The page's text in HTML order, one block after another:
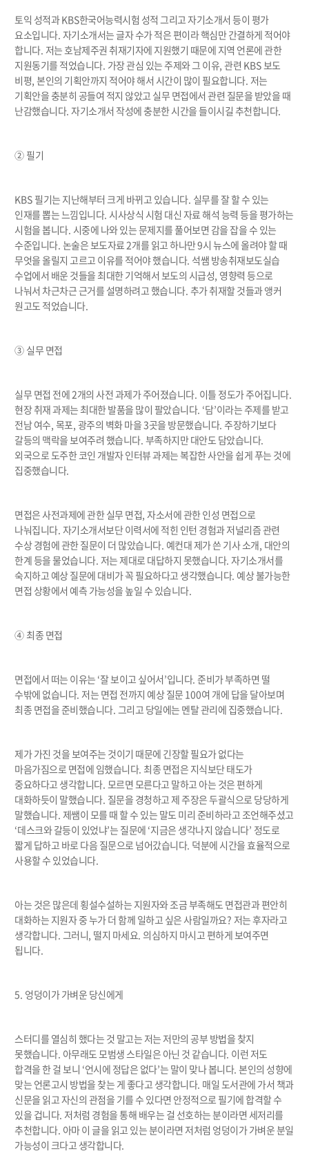
토익 성적과KBS한국어능력시험 성적 그리고 자기소개서 등이 평가
요소입니다. 자기소개서는 글자 수가 적은 편이라 핵심만 간결하게 적어야
합니다. 저는 호남제주권 취재기자에 지원했기 때문에 지역 언론에 관한
지원동기를 적었습니다. 가장 관심 있는 주제와 그 이유,관련 KBS보도
비평,본인의 기획안까지 적어야 해서 시간이 많이 필요합니다. 저는
기획안을 충분히 공들여 적지 않았고 실무 면접에서 관련 질문을 받았을 때
난감했습니다.자기소개서 작성에 충분한 시간을 들이시길 추천합니다.
② 필기
KBS 필기는 지난해부터 크게 바뀌고 있습니다. 실무를 잘 할 수 있는
인재를 뽑는 느낌입니다. 시사상식 시험 대신 자료 해석 능력 등을 평가하는
시험을 봅니다. 시중에 나와 있는 문제지를 풀어보면 감을 잡을 수 있는
수준입니다. 논술은 보도자료2개를 읽고 하나만9시 뉴스에 올려야 할 때
무엇을 올릴지 고르고 이유를 적어야 했습니다. 석쌤 방송취재보도실습
수업에서 배운 것들을 최대한 기억해서 보도의 시급성, 영향력 등으로
나눠서 차근차근 근거를 설명하려고 했습니다. 추가 취재할 것들과 앵커
원고도 적었습니다.
③ 실무 면접
실무 면접 전에2개의 사전 과제가 주어졌습니다. 이틀 정도가 주어집니다.
현장 취재 과제는 최대한 발품을 많이 팔았습니다. ‘담’이라는 주제를 받고
전남 여수, 목포, 광주의 벽화 마을3곳을 방문했습니다.주장하기보다
갈등의 맥락을 보여주려 했습니다. 부족하지만 대안도 담았습니다.
외국으로 도주한 코인 개발자 인터뷰 과제는 복잡한 사안을 쉽게 푸는 것에
집중했습니다.
면접은 사전과제에 관한 실무 면접,자소서에 관한 인성 면접으로
나눠집니다. 자기소개서보단 이력서에 적힌 인턴 경험과 저널리즘 관련
수상 경험에 관한 질문이 더 많았습니다. 예컨대 제가 쓴 기사 소개, 대안의
한계 등을 물었습니다. 저는 제대로 대답하지 못했습니다.자기소개서를
숙지하고 예상 질문에 대비가 꼭 필요하다고 생각했습니다. 예상 불가능한
면접 상황에서 예측 가능성을 높일 수 있습니다.
④ 최종 면접
면접에서 떠는 이유는 ‘잘 보이고 싶어서’입니다.준비가 부족하면 떨
수밖에 없습니다. 저는 면접 전까지 예상 질문 100여 개에 답을 달아보며
최종 면접을 준비했습니다. 그리고 당일에는 멘탈 관리에 집중했습니다.
제가 가진 것을 보여주는 것이기 때문에 긴장할 필요가 없다는
마음가짐으로 면접에 임했습니다. 최종 면접은 지식보단 태도가
중요하다고 생각합니다. 모르면 모른다고 말하고 아는 것은 편하게
대화하듯이 말했습니다. 질문을 경청하고 제 주장은 두괄식으로 당당하게
말했습니다. 제쌤이 모를 때 할 수 있는 말도 미리 준비하라고 조언해주셨고
‘데스크와 갈등이 있었냐’는 질문에 ‘지금은 생각나지 않습니다’ 정도로
짧게 답하고 바로 다음 질문으로 넘어갔습니다. 덕분에 시간을 효율적으로
사용할 수 있었습니다.
아는 것은 많은데 횡설수설하는 지원자와 조금 부족해도 면접관과 편안히
대화하는 지원자 중 누가 더 함께 일하고 싶은 사람일까요? 저는 후자라고
생각합니다. 그러니, 떨지 마세요. 의심하지 마시고 편하게 보여주면
됩니다.
5. 엉덩이가 가벼운 당신에게
스터디를 열심히 했다는 것 말고는 저는 저만의 공부 방법을 찾지
못했습니다. 아무래도 모범생 스타일은 아닌 것 같습니다. 이런 저도
합격을 한 걸 보니 ‘언시에 정답은 없다’는 말이 맞나 봅니다.본인의 성향에
맞는 언론고시 방법을 찾는 게 좋다고 생각합니다. 매일 도서관에 가서 책과
신문을 읽고 자신의 관점을 기를 수 있다면 안정적으로 필기에 합격할 수
있을 겁니다. 저처럼 경험을 통해 배우는 걸 선호하는 분이라면 세저리를
추천합니다. 아마 이 글을 읽고 있는 분이라면 저처럼 엉덩이가 가벼운 분일
가능성이 크다고 생각합니다.